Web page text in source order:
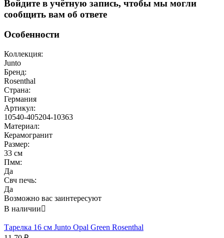
Войдите в учётную запись, чтобы мы могли
сообщить вам об ответе
Особенности
Коллекция:
Junto
Бренд:
Rosenthal
Страна:
Германия
Артикул:
10540-405204-10363
Материал:
Керамогранит
Размер:
33 см
Пмм:
Да
Свч печь:
Да
Возможно вас заинтересуют
В наличии
Тарелка 16 см Junto Opal Green Rosenthal